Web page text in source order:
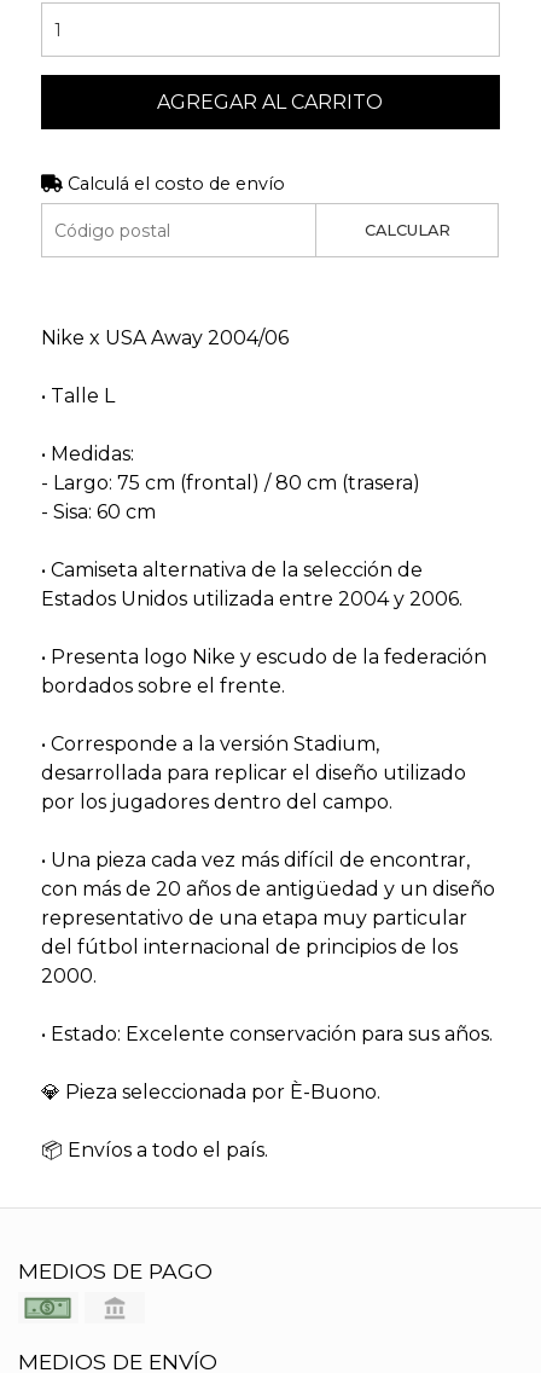
AGREGAR AL CARRITO
Calculá el costo de envío
CALCULAR
Nike x USA Away 2004/06
• Talle L
• Medidas:
- Largo: 75 cm (frontal) / 80 cm (trasera)
- Sisa: 60 cm
• Camiseta alternativa de la selección de
Estados Unidos utilizada entre 2004 y 2006.
• Presenta logo Nike y escudo de la federación
bordados sobre el frente.
• Corresponde a la versión Stadium,
desarrollada para replicar el diseño utilizado
por los jugadores dentro del campo.
• Una pieza cada vez más difícil de encontrar,
con más de 20 años de antigüedad y un diseño
representativo de una etapa muy particular
del fútbol internacional de principios de los
2000.
• Estado: Excelente conservación para sus años.
💎 Pieza seleccionada por È-Buono.
📦 Envíos a todo el país.
MEDIOS DE PAGO
MEDIOS DE ENVÍO